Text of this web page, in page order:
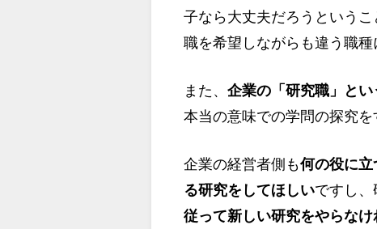
子なら大丈夫だろうという
職を希望しながらも違う職種
また、企業の「研究職」とい
本当の意味での学問の探究を
企業の経営者側も何の役に
る研究をしてほしいですし
従って新しい研究をやらな